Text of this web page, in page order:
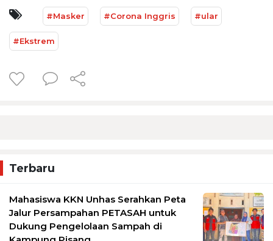
#Masker #Corona Inggris #ular
#Ekstrem
Terbaru
Mahasiswa KKN Unhas Serahkan Peta
Jalur Persampahan PETASAH untuk
Dukung Pengelolaan Sampah di